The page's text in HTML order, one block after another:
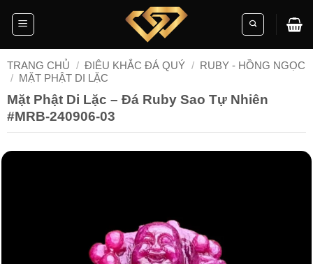
TRANG CHỦ / ĐIÊU KHẮC ĐÁ QUÝ / RUBY - HỒNG NGỌC
/ MẶT PHẬT DI LẶC
Mặt Phật Di Lặc – Đá Ruby Sao Tự Nhiên
#MRB-240906-03